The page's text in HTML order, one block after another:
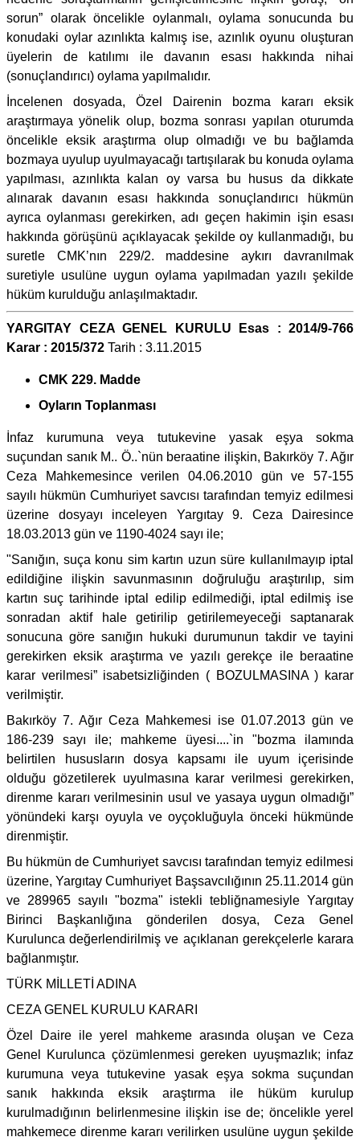
sorun” olarak öncelikle oylanmalı, oylama sonucunda bu
konudaki oylar azınlıkta kalmış ise, azınlık oyunu oluşturan
üyelerin de katılımı ile davanın esası hakkında nihai
(sonuçlandırıcı) oylama yapılmalıdır.
İncelenen dosyada, Özel Dairenin bozma kararı eksik
araştırmaya yönelik olup, bozma sonrası yapılan oturumda
öncelikle eksik araştırma olup olmadığı ve bu bağlamda
bozmaya uyulup uyulmayacağı tartışılarak bu konuda oylama
yapılması, azınlıkta kalan oy varsa bu husus da dikkate
alınarak davanın esası hakkında sonuçlandırıcı hükmün
ayrıca oylanması gerekirken, adı geçen hakimin işin esası
hakkında görüşünü açıklayacak şekilde oy kullanmadığı, bu
suretle CMK’nın 229/2. maddesine aykırı davranılmak
suretiyle usulüne uygun oylama yapılmadan yazılı şekilde
hüküm kurulduğu anlaşılmaktadır.
YARGITAY CEZA GENEL KURULU Esas : 2014/9-766
Karar : 2015/372 Tarih : 3.11.2015
CMK 229. Madde
Oyların Toplanması
İnfaz kurumuna veya tutukevine yasak eşya sokma
suçundan sanık M.. Ö..`nün beraatine ilişkin, Bakırköy 7. Ağır
Ceza Mahkemesince verilen 04.06.2010 gün ve 57-155
sayılı hükmün Cumhuriyet savcısı tarafından temyiz edilmesi
üzerine dosyayı inceleyen Yargıtay 9. Ceza Dairesince
18.03.2013 gün ve 1190-4024 sayı ile;
"Sanığın, suça konu sim kartın uzun süre kullanılmayıp iptal
edildiğine ilişkin savunmasının doğruluğu araştırılıp, sim
kartın suç tarihinde iptal edilip edilmediği, iptal edilmiş ise
sonradan aktif hale getirilip getirilemeyeceği saptanarak
sonucuna göre sanığın hukuki durumunun takdir ve tayini
gerekirken eksik araştırma ve yazılı gerekçe ile beraatine
karar verilmesi” isabetsizliğinden ( BOZULMASINA ) karar
verilmiştir.
Bakırköy 7. Ağır Ceza Mahkemesi ise 01.07.2013 gün ve
186-239 sayı ile; mahkeme üyesi....`in "bozma ilamında
belirtilen hususların dosya kapsamı ile uyum içerisinde
olduğu gözetilerek uyulmasına karar verilmesi gerekirken,
direnme kararı verilmesinin usul ve yasaya uygun olmadığı”
yönündeki karşı oyuyla ve oyçokluğuyla önceki hükmünde
direnmiştir.
Bu hükmün de Cumhuriyet savcısı tarafından temyiz edilmesi
üzerine, Yargıtay Cumhuriyet Başsavcılığının 25.11.2014 gün
ve 289965 sayılı "bozma" istekli tebliğnamesiyle Yargıtay
Birinci Başkanlığına gönderilen dosya, Ceza Genel
Kurulunca değerlendirilmiş ve açıklanan gerekçelerle karara
bağlanmıştır.
TÜRK MİLLETİ ADINA
CEZA GENEL KURULU KARARI
Özel Daire ile yerel mahkeme arasında oluşan ve Ceza
Genel Kurulunca çözümlenmesi gereken uyuşmazlık; infaz
kurumuna veya tutukevine yasak eşya sokma suçundan
sanık hakkında eksik araştırma ile hüküm kurulup
kurulmadığının belirlenmesine ilişkin ise de; öncelikle yerel
mahkemece direnme kararı verilirken usulüne uygun şekilde